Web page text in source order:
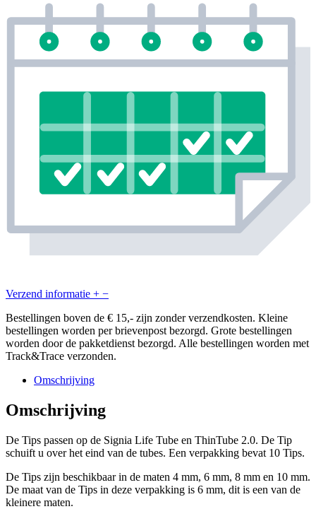
Verzend informatie + −
Bestellingen boven de € 15,- zijn zonder verzendkosten. Kleine
bestellingen worden per brievenpost bezorgd. Grote bestellingen
worden door de pakketdienst bezorgd. Alle bestellingen worden met
Track&Trace verzonden.
Omschrijving
Omschrijving
De Tips passen op de Signia Life Tube en ThinTube 2.0. De Tip
schuift u over het eind van de tubes. Een verpakking bevat 10 Tips.
De Tips zijn beschikbaar in de maten 4 mm, 6 mm, 8 mm en 10 mm.
De maat van de Tips in deze verpakking is 6 mm, dit is een van de
kleinere maten.